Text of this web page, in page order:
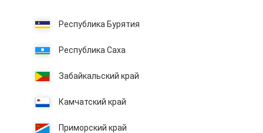
Республика Бурятия
Республика Саха
Забайкальский край
Камчатский край
Приморский край